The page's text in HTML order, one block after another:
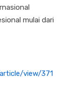
mulai dari
view/371